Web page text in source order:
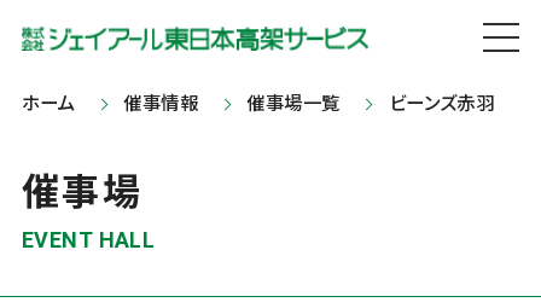
ホーム 催事情報 催事場一覧 ビーンズ赤羽
催事場
EVENT HALL